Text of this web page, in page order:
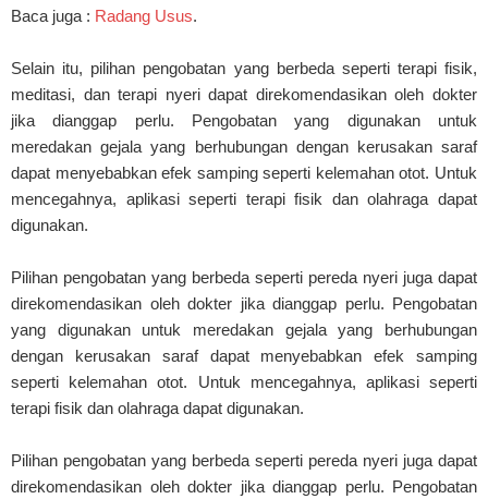
Baca juga : Radang Usus.
Selain itu, pilihan pengobatan yang berbeda seperti terapi fisik,
meditasi, dan terapi nyeri dapat direkomendasikan oleh dokter
jika dianggap perlu. Pengobatan yang digunakan untuk
meredakan gejala yang berhubungan dengan kerusakan saraf
dapat menyebabkan efek samping seperti kelemahan otot. Untuk
mencegahnya, aplikasi seperti terapi fisik dan olahraga dapat
digunakan.
Pilihan pengobatan yang berbeda seperti pereda nyeri juga dapat
direkomendasikan oleh dokter jika dianggap perlu. Pengobatan
yang digunakan untuk meredakan gejala yang berhubungan
dengan kerusakan saraf dapat menyebabkan efek samping
seperti kelemahan otot. Untuk mencegahnya, aplikasi seperti
terapi fisik dan olahraga dapat digunakan.
Pilihan pengobatan yang berbeda seperti pereda nyeri juga dapat
direkomendasikan oleh dokter jika dianggap perlu. Pengobatan